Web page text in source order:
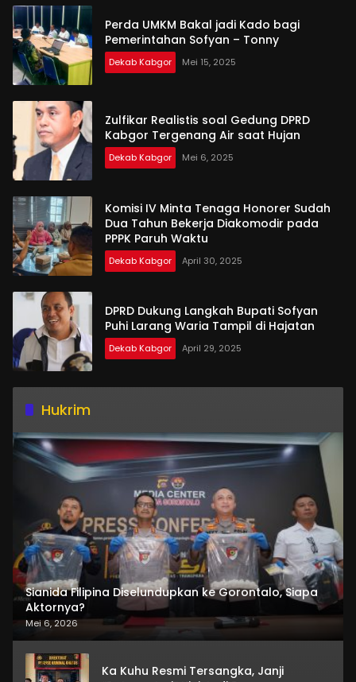
Perda UMKM Bakal jadi Kado bagi
Pemerintahan Sofyan – Tonny
Dekab Kabgor Mei 15, 2025
Zulfikar Realistis soal Gedung DPRD
Kabgor Tergenang Air saat Hujan
Dekab Kabgor Mei 6, 2025
Komisi IV Minta Tenaga Honorer Sudah
Dua Tahun Bekerja Diakomodir pada
PPPK Paruh Waktu
Dekab Kabgor April 30, 2025
DPRD Dukung Langkah Bupati Sofyan
Puhi Larang Waria Tampil di Hajatan
Dekab Kabgor April 29, 2025
Hukrim
Sianida Filipina Diselundupkan ke Gorontalo, Siapa
Aktornya?
Mei 6, 2026
Ka Kuhu Resmi Tersangka, Janji